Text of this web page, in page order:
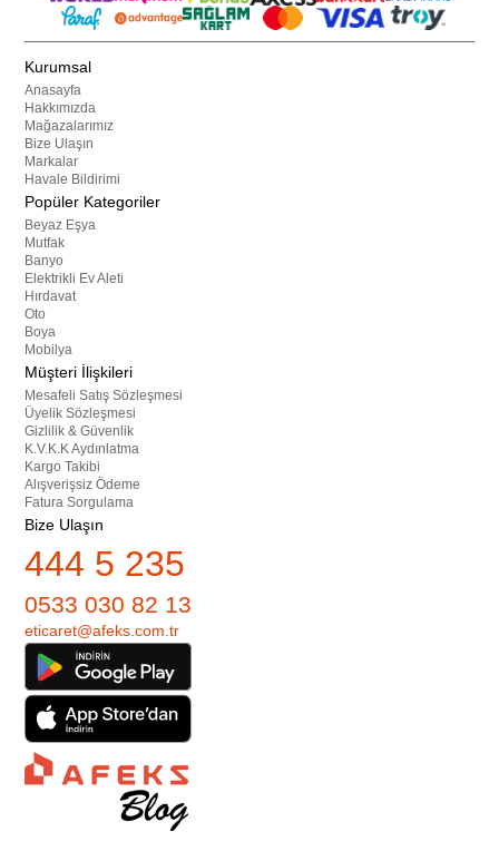
Kurumsal
Anasayfa
Hakkımızda
Mağazalarımız
Bize Ulaşın
Markalar
Havale Bildirimi
Popüler Kategoriler
Beyaz Eşya
Mutfak
Banyo
Elektrikli Ev Aleti
Hırdavat
Oto
Boya
Mobilya
Müşteri İlişkileri
Mesafeli Satış Sözleşmesi
Üyelik Sözleşmesi
Gizlilik & Güvenlik
K.V.K.K Aydınlatma
Kargo Takibi
Alışverişsiz Ödeme
Fatura Sorgulama
Bize Ulaşın
444 5 235
0533 030 82 13
eticaret@afeks.com.tr